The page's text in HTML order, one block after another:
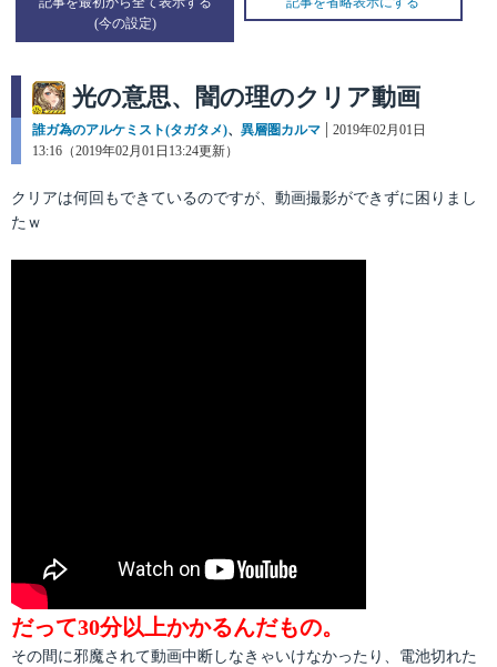
光の意思、闇の理のクリア動画
カ
テ
リ
誰ガ為のアルケミスト(タガタメ)、 異層圏カルマ
投
2019年02月01日
13:16（2019年02月01日13:24更新）
クリアは何回もできているのですが、動画撮影ができずに困りまし
たｗ
だって30分以上かかるんだもの。
その間に邪魔されて動画中断しなきゃいけなかったり、電池切れた